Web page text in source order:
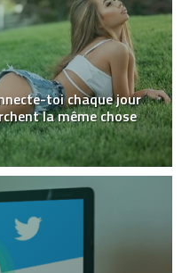
toi chaque jour
la même chose